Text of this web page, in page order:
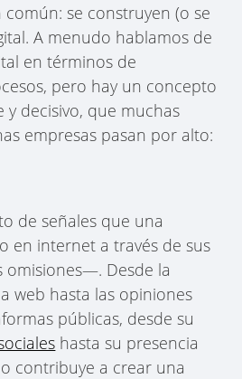
se construyen (o se
A menudo hablamos de
en términos de
pero hay un concepto
y decisivo, que muchas
empresas pasan por alto:
de señales que una
en internet a través de sus
Desde la
web hasta las opiniones
públicas, desde su
hasta su presencia
contribuye a crear una